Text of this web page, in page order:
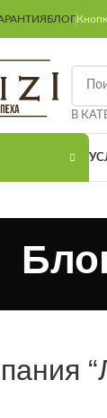
БЛОГ
В